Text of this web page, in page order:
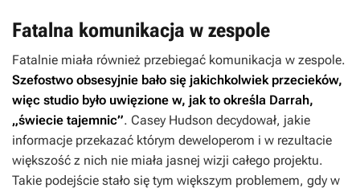
Fatalna komunikacja w zespole
Fatalnie miała również przebiegać komunikacja w zespole.
Szefostwo obsesyjnie bało się jakichkolwiek przecieków,
więc studio było uwięzione w, jak to określa Darrah,
„świecie tajemnic”. Casey Hudson decydował, jakie
informacje przekazać którym deweloperom i w rezultacie
większość z nich nie miała jasnej wizji całego projektu.
Takie podejście stało się tym większym problemem, gdy w